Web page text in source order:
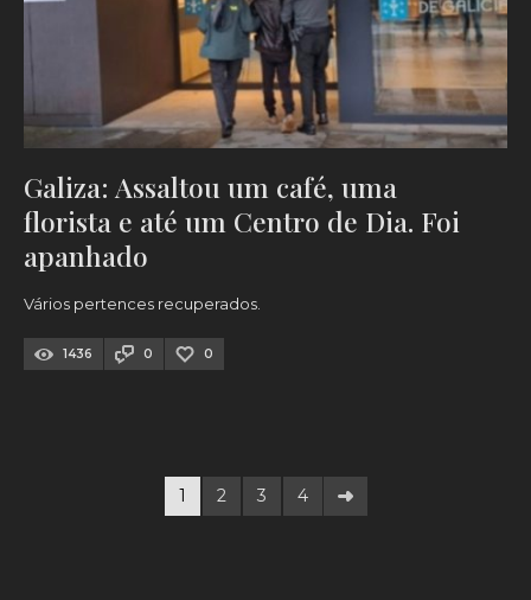
Galiza: Assaltou um café, uma
florista e até um Centro de Dia. Foi
apanhado
Vários pertences recuperados.
1436 0 0
1 2 3 4